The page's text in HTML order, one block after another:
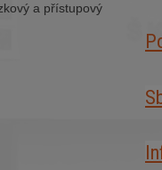
a přístupový